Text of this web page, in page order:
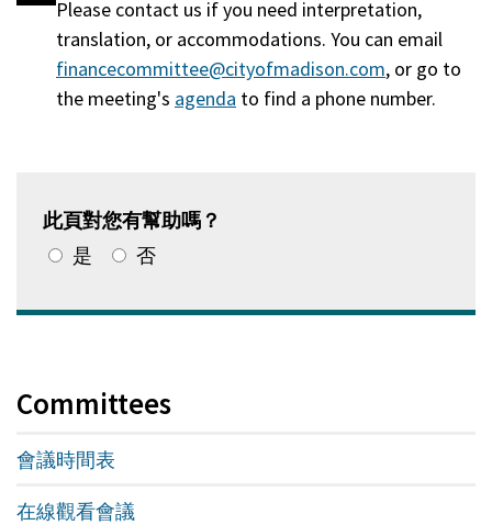
Please contact us if you need interpretation,
translation, or accommodations. You can email
financecommittee@cityofmadison.com, or go to
the meeting's agenda (將
口
to find a phone number.
此頁對您有幫助嗎？
是
否
Committees
會議時間表
在線觀看會議